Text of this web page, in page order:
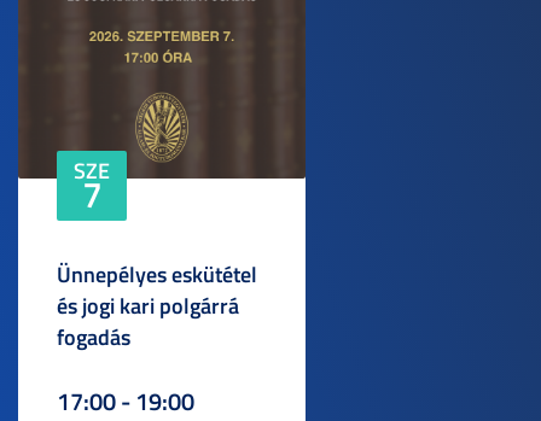
SZE
7
Ünnepélyes eskütétel
és jogi kari polgárrá
fogadás
17:00 - 19:00